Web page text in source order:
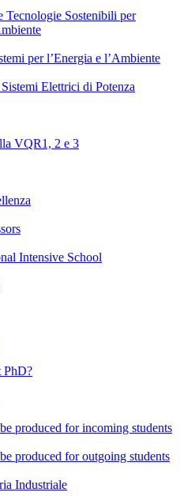
Tecnologie Sostenibili per
per l’Energia e l’Ambiente
Elettrici di Potenza
VQR1, 2 e 3
Intensive School
PhD?
produced for incoming students
produced for outgoing students
Industriale